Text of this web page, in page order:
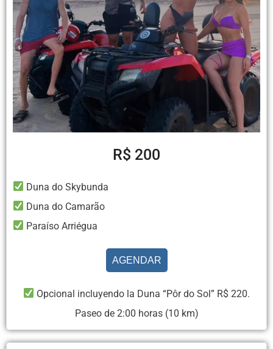
R$ 200
Duna do Skybunda
Duna do Camarão
Paraíso Arriégua
AGENDAR
Opcional incluyendo la Duna “Pôr do Sol” R$ 220.
Paseo de 2:00 horas (10 km)